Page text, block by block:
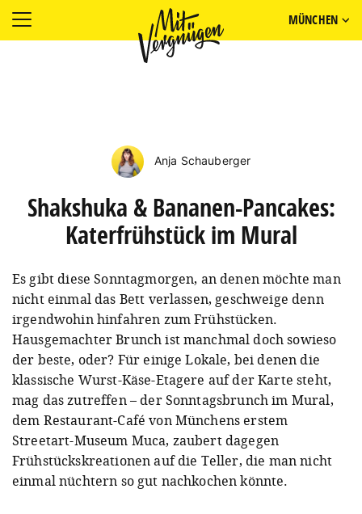
MÜNCHEN
Anja Schauberger
Shakshuka & Bananen-Pancakes:
Katerfrühstück im Mural
Es gibt diese Sonntagmorgen, an denen möchte man
nicht einmal das Bett verlassen, geschweige denn
irgendwohin hinfahren zum Frühstücken.
Hausgemachter Brunch ist manchmal doch sowieso
der beste, oder? Für einige Lokale, bei denen die
klassische Wurst-Käse-Etagere auf der Karte steht,
mag das zutreffen – der Sonntagsbrunch im Mural,
dem Restaurant-Café von Münchens erstem
Streetart-Museum Muca, zaubert dagegen
Frühstückskreationen auf die Teller, die man nicht
einmal nüchtern so gut nachkochen könnte.